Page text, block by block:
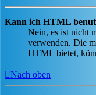
Kann ich HTML
Nein, es ist nicht
verwenden. Die
HTML bietet,
Nach oben